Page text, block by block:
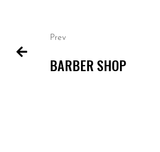
Prev
BARBER SHOP